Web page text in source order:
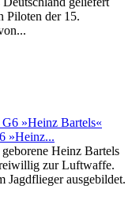
Piloten der 15.
»Heinz...
Heinz Bartels
zur Luftwaffe.
Jagdflieger ausgebildet.